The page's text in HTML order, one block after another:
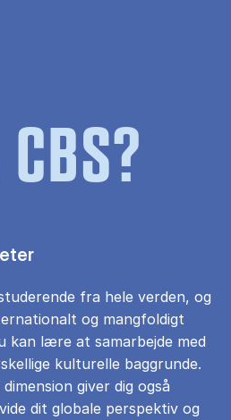
fra hele verden, og
og mangfoldigt
kan lære at samarbejde med
kulturelle baggrunde.
giver dig også
dit globale perspektiv og